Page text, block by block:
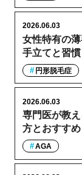
女性特有の
手立てと習慣
2026.06.03
円形脱毛症
専門医が教
方とおすすめ
2026.06.03
AGA